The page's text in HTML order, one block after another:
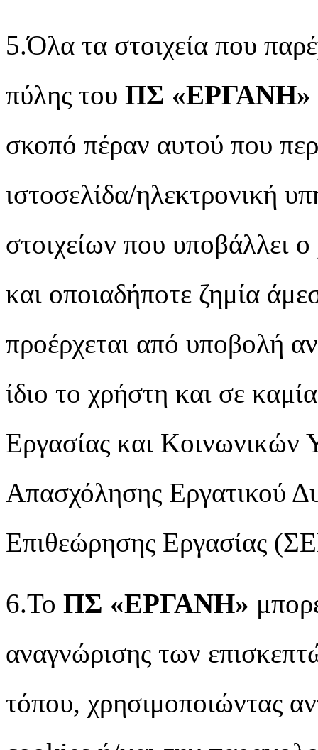
5.Όλα τα στοιχεία που
πύλης του ΠΣ «ΕΡΓΑΝΗ»
σκοπό πέραν αυτού που
ιστοσελίδα/ηλεκτρονική
στοιχείων που υποβάλλει
και οποιαδήποτε ζημία
προέρχεται από υποβολή
ίδιο το χρήστη και σε
Εργασίας και
Απασχόλησης Εργατικού
Επιθεώρησης Εργασίας
6.Το ΠΣ «ΕΡΓΑΝΗ»
αναγνώρισης των
τόπου, χρησιμοποιώντας